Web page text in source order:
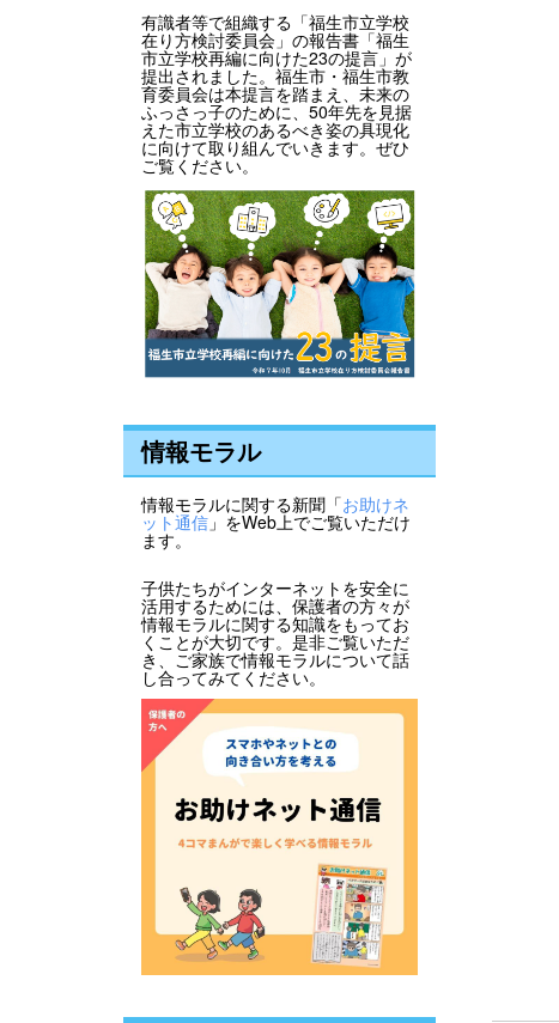
有識者等で組織する「福生市立学校
在り方検討委員会」の報告書「福生
市立学校再編に向けた23の提言」が
提出されました。福生市・福生市教
育委員会は本提言を踏まえ、未来の
ふっさっ子のために、50年先を見据
えた市立学校のあるべき姿の具現化
に向けて取り組んでいきます。ぜひ
ご覧ください。
情報モラル
情報モラルに関する新聞「お助けネ
ット通信 」をWeb上でご覧いただけ
ます。
子供たちがインターネットを安全に
活用するためには、保護者の方々が
情報モラルに関する知識をもってお
くことが大切です。是非ご覧いただ
き、ご家族で情報モラルについて話
し合ってみてください。